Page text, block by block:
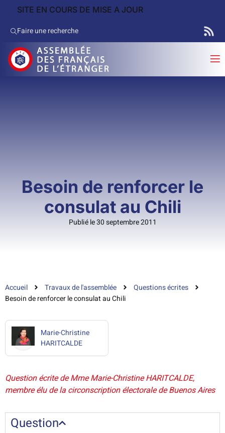
SITE EN COURS DE MISE A JOUR
Faire une recherche
Besoin de renforcer le
consulat au Chili
Publié le 30 septembre 2011
Accueil Travaux de l'assemblée
Questions écrites
Besoin de renforcer le consulat au Chili
Marie-Christine
HARITCALDE
Question écrite de Mme Marie-Christine HARITCALDE,
membre élu de la circonscription électorale de Buenos Aires
Question